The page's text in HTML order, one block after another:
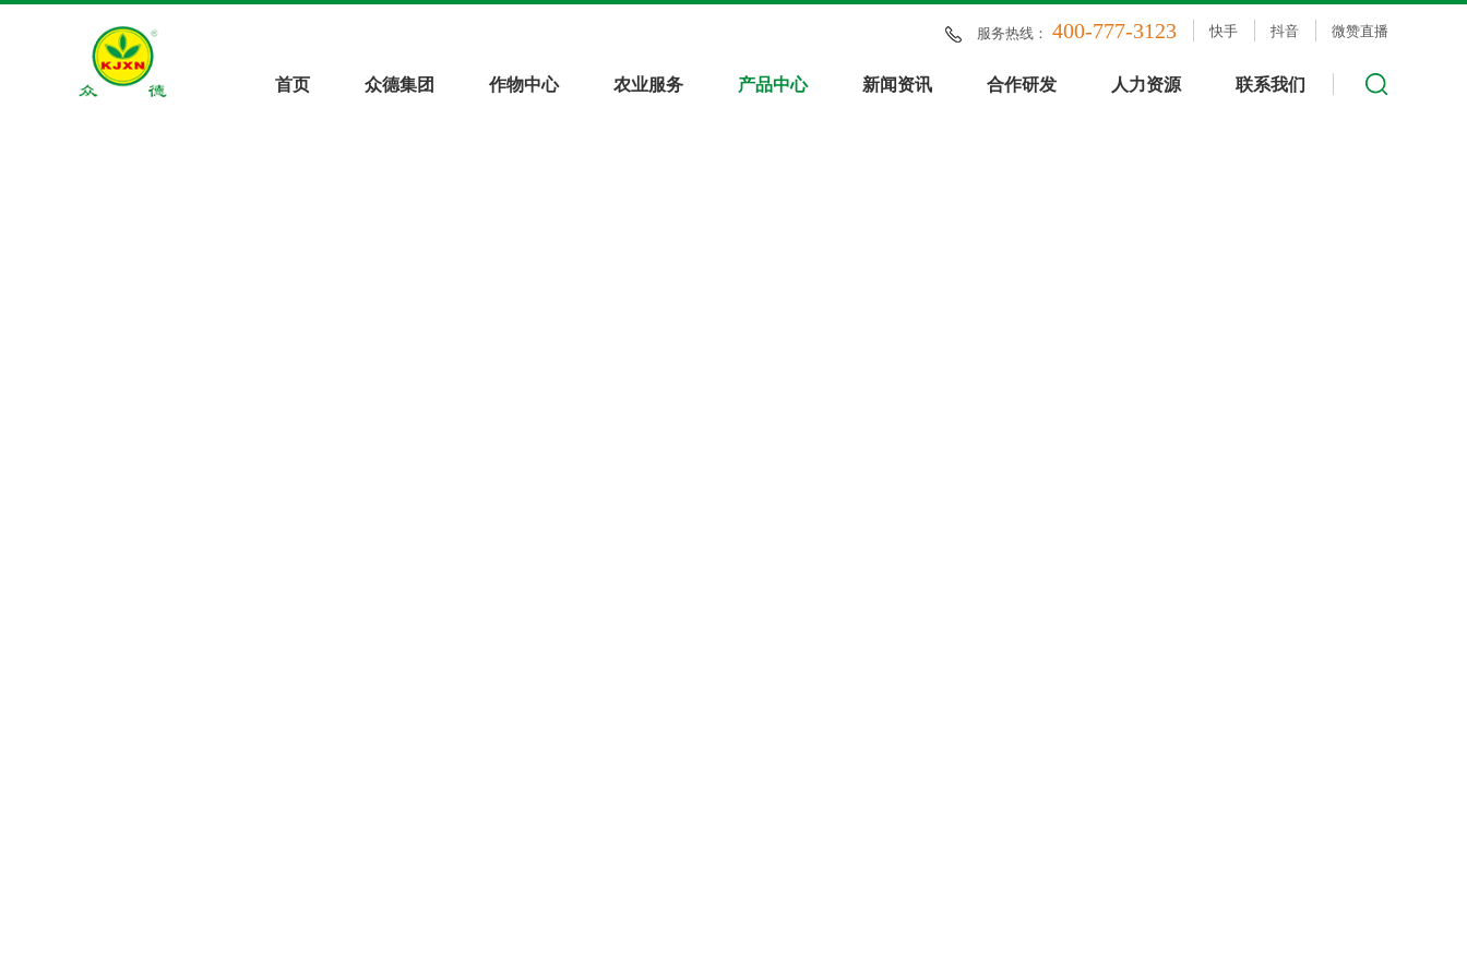
微赞直播
抖音
快手
服务热线： 400-777-3123
首页 众德集团 作物中心 农业服务 产品中心 新闻资讯 合作研发 人力资源 联系我们